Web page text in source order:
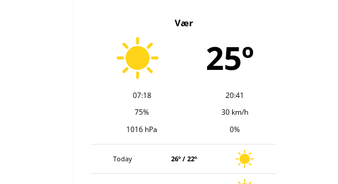
Vær
25º
07:18
20:41
75%
30 km/h
1016 hPa
0%
Today 26º / 22º